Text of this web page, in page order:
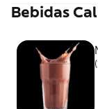
Bebidas